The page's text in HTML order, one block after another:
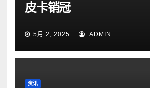
皮卡销冠
5月 2, 2025 ADMIN
资讯